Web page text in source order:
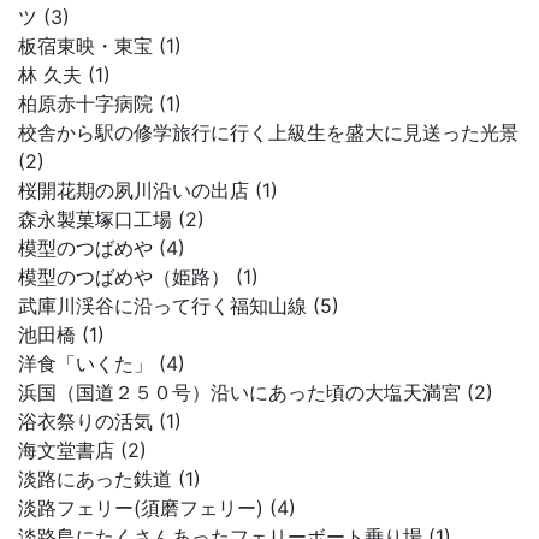
ツ (3)
板宿東映・東宝 (1)
林 久夫 (1)
柏原赤十字病院 (1)
校舎から駅の修学旅行に行く上級生を盛大に見送った光景
(2)
桜開花期の夙川沿いの出店 (1)
森永製菓塚口工場 (2)
模型のつばめや (4)
模型のつばめや（姫路） (1)
武庫川渓谷に沿って行く福知山線 (5)
池田橋 (1)
洋食「いくた」 (4)
浜国（国道２５０号）沿いにあった頃の大塩天満宮 (2)
浴衣祭りの活気 (1)
海文堂書店 (2)
淡路にあった鉄道 (1)
淡路フェリー(須磨フェリー) (4)